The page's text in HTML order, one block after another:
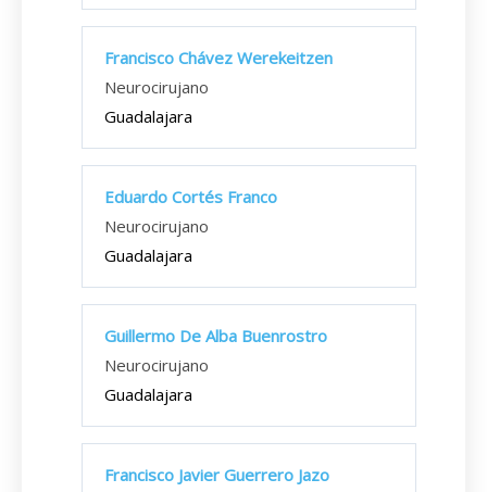
Francisco Chávez Werekeitzen
Neurocirujano
Guadalajara
Eduardo Cortés Franco
Neurocirujano
Guadalajara
Guillermo De Alba Buenrostro
Neurocirujano
Guadalajara
Francisco Javier Guerrero Jazo